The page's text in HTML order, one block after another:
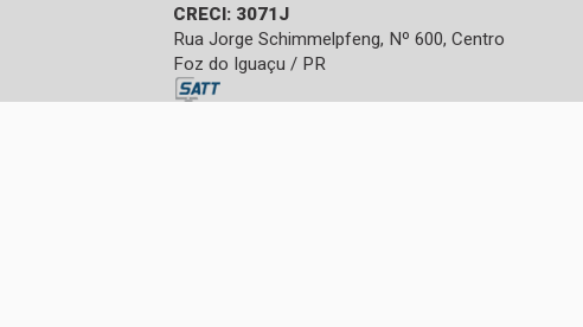
CRECI: 3071J
Rua Jorge Schimmelpfeng, Nº 600, Centro
Foz do Iguaçu / PR